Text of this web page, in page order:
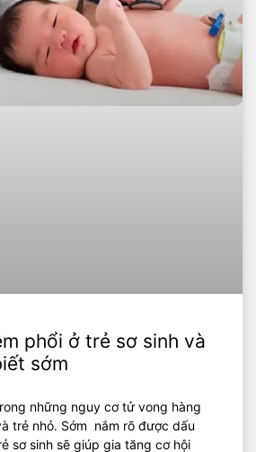
phổi ở trẻ sơ sinh và
sớm
những nguy cơ tử vong hàng
trẻ nhỏ. Sớm nắm rõ được dấu
sơ sinh sẽ giúp gia tăng cơ hội